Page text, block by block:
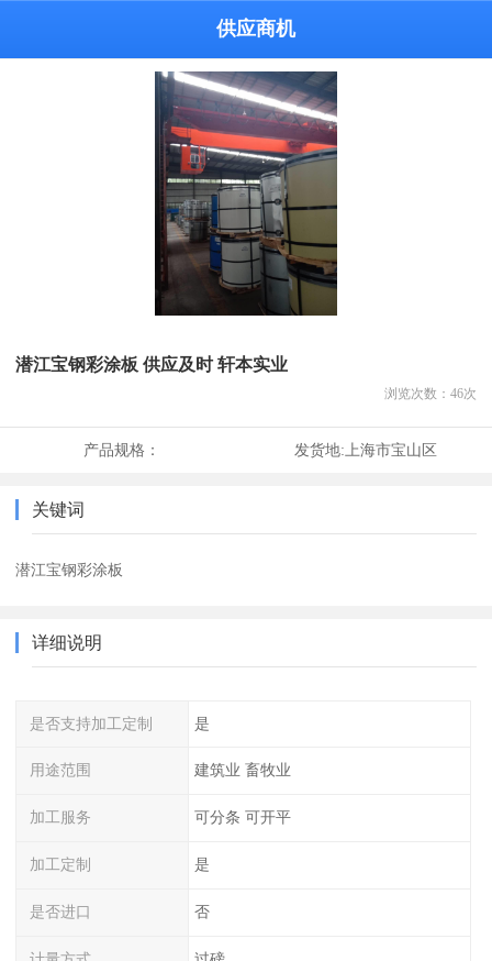
供应商机
潜江宝钢彩涂板 供应及时 轩本实业
浏览次数： 46次
产品规格： 发货地:上海市宝山区
关键词
潜江宝钢彩涂板
详细说明
是否支持加工定制 是
用途范围 建筑业 畜牧业
加工服务 可分条 可开平
加工定制 是
是否进口 否